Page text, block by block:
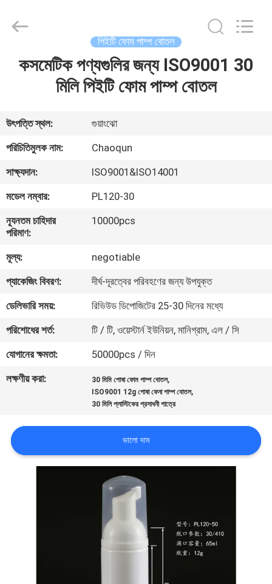
বাড়ি
আমাদের
সম্পর্কে
কারখানা
ভ্রমণ
মান
নিয়ন্ত্রণ
যোগাযোগ
করুন
খবর
কেস
Industry
Reserved.
পিইটি ফোম পাম্প বোতল
কসমেটিক পণ্যগুলির জন্য ISO9001 30
মিলি পিইটি ফোম পাম্প বোতল
উৎপত্তি স্থল:
গুয়াংঝো
পরিচিতিমুলক নাম:
Chaoqun
সাক্ষ্যদান:
ISO9001&ISO14001
মডেল নম্বার:
PL120-30
ন্যূনতম চাহিদার
পরিমাণ:
10000pcs
মূল্য:
negotiable
প্যাকেজিং বিবরণ:
দীর্ঘ-দূরত্বের পরিবহণের জন্য উপযুক্ত
ডেলিভারি সময়:
রিভিউড ডিপোজিটের 25-30 দিনের মধ্যে
পরিশোধের শর্ত:
টি / টি, ওয়েস্টার্ন ইউনিয়ন, মানিগ্রাম, এল / সি
যোগানের ক্ষমতা:
50000pcs / দিন
লক্ষণীয় করা:
30 মিমি পোষা ফোম পাম্প বোতল,
ISO9001 12g পোষা ফেনা পাম্প বোতল,
30 মিলি প্লাস্টিকের প্রসাধনী পাত্রে
ভালো দাম